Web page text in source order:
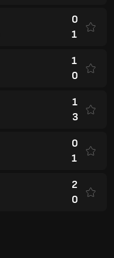
0
1
1
0
1
3
0
1
2
0